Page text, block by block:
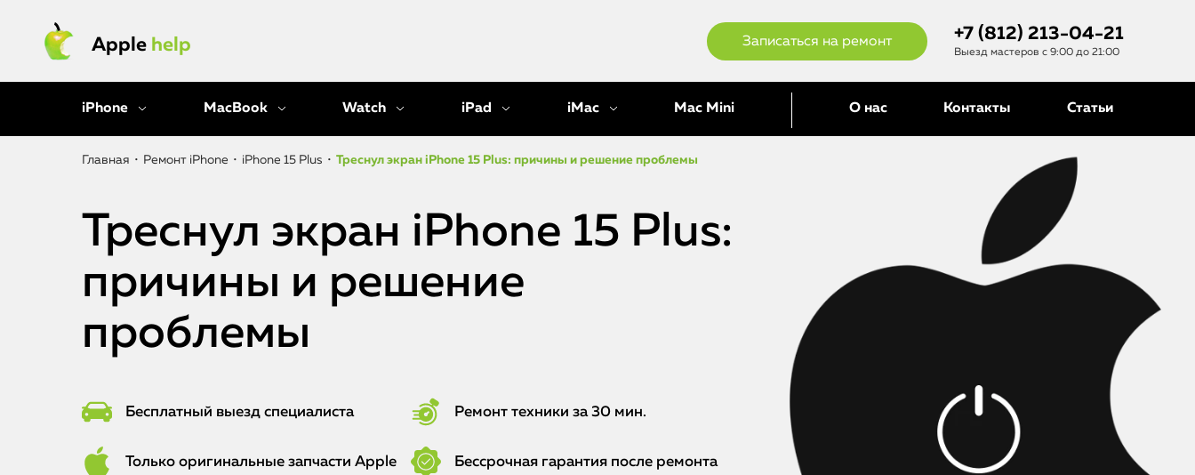
Apple help Записаться на ремонт +7 (812) 213-04-21
Выезд мастеров с 9:00 до 21:00
iPhone MacBook Watch iPad iMac Mac Mini О нас Контакты Статьи
Главная • Ремонт iPhone • iPhone 15 Plus • Треснул экран iPhone 15 Plus: причины и решение проблемы
Треснул экран iPhone 15 Plus:
причины и решение
проблемы
Бесплатный выезд специалиста Ремонт техники за 30 мин.
Только оригинальные запчасти Apple Бессрочная гарантия после ремонта